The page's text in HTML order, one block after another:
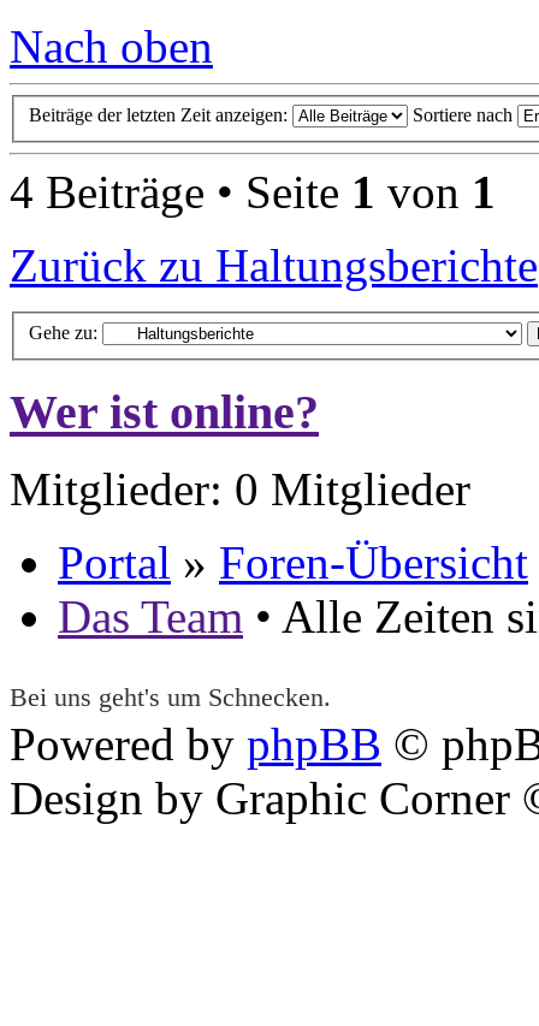
Nach oben
Beiträge der letzten Zeit anzeigen: Sortiere nach
4 Beiträge • Seite 1 von 1
Zurück zu Haltungsberichte
Gehe zu:
Wer ist online?
Mitglieder: 0 Mitglieder
Portal » Foren-Übersicht
Das Team • Alle Zeiten
Bei uns geht's um Schnecken.
Powered by phpBB ©
Design by Graphic Corner